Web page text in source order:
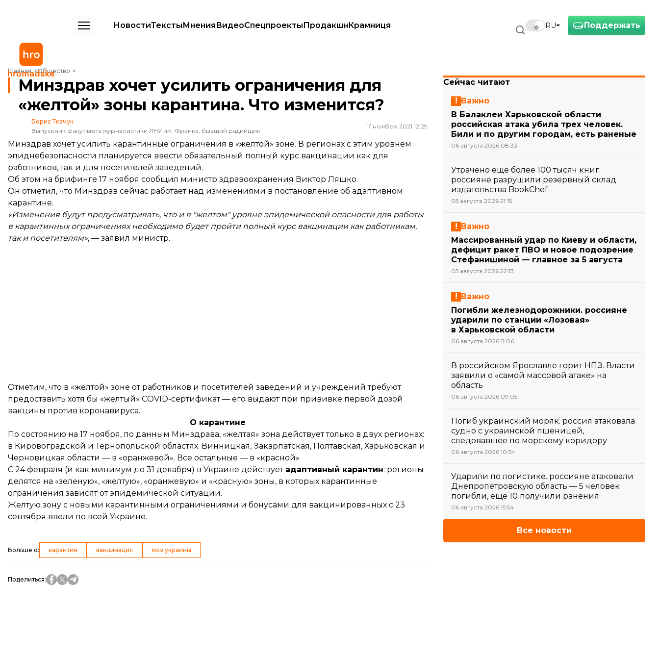
Поддержать
RU
НовостиТекстыМненияВидеоСпецпроектыПродакшнКрамниця
Главная Общество
Минздрав хочет усилить ограничения для «желтой» зоны карантина. Что изменится?
Минздрав хочет усилить ограничения для
«желтой» зоны карантина. Что изменится?
Борис Ткачук
Выпускник факультета журналистики ЛНУ им. Франка, бывший радийщик
17 ноября 2021 12:29
Минздрав хочет усилить карантинные ограничения в «желтой» зоне. В регионах с этим уровнем
эпиднебезопасности планируется ввести обязательный полный курс вакцинации как для
работников, так и для посетителей заведений.
Об этом на брифинге 17 ноября сообщил министр здравоохранения Виктор Ляшко.
Он отметил, что Минздрав сейчас работает над изменениями в постановление об адаптивном
карантине.
«Изменения будут предусматривать, что и в "желтом" уровне эпидемической опасности для работы
в карантинных ограничениях необходимо будет пройти полный курс вакцинации как работникам,
так и посетителям», — заявил министр.
Отметим, что в «желтой» зоне от работников и посетителей заведений и учреждений требуют
предоставить хотя бы «желтый» COVID-сертификат — его выдают при прививке первой дозой
вакцины против коронавируса.
О карантине
По состоянию на 17 ноября, по данным Минздрава, «желтая» зона действует только в двух регионах:
в Кировоградской и Тернопольской областях. Винницкая, Закарпатская, Полтавская, Харьковская и
Черновицкая области — в «оранжевой». Все остальные — в «красной»
С 24 февраля (и как минимум до 31 декабря) в Украине действует адаптивный карантин: регионы
делятся на «зеленую», «желтую», «оранжевую» и «красную» зоны, в которых карантинные
ограничения зависят от эпидемической ситуации.
Желтую зону с новыми карантинными ограничениями и бонусами для вакцинированных с 23
сентября ввели по всей Украине.
Больше о: карантин вакцинация моз украины
Поделиться:
Сейчас читают
Важно
В Балаклеи Харьковской области
российская атака убила трех человек.
Били и по другим городам, есть раненые
06 августа 2026 08:33
Утрачено еще более 100 тысяч книг.
россияне разрушили резервный склад
издательства BookChef
05 августа 2026 21:15
Важно
Массированный удар по Киеву и области,
дефицит ракет ПВО и новое подозрение
Стефанишиной — главное за 5 августа
05 августа 2026 22:13
Важно
Погибли железнодорожники. россияне
ударили по станции «Лозовая»
в Харьковской области
06 августа 2026 11:06
В российском Ярославле горит НПЗ. Власти
заявили о «самой массовой атаке» на
область
06 августа 2026 09:05
Погиб украинский моряк. россия атаковала
судно с украинской пшеницей,
следовавшее по морскому коридору
06 августа 2026 10:54
Ударили по логистике. россияне атаковали
Днепропетровскую область — 5 человек
погибли, еще 10 получили ранения
06 августа 2026 15:54
Все новости